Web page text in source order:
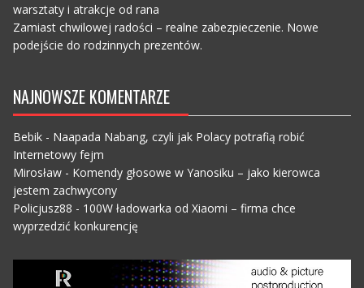
warsztaty i atrakcje od rana
Zamiast chwilowej radości – realne zabezpieczenie. Nowe
podejście do rodzinnych prezentów.
NAJNOWSZE KOMENTARZE
Bebik- Naapada Nabang, czyli jak Polacy potrafią robić
Internetowy fejm
Mirosław- Komendy głosowe w Yanosiku – jako kierowca
jestem zachwycony
Policjusz88 - 100W ładowarka od Xiaomi – firma chce
wyprzedzić konkurencję